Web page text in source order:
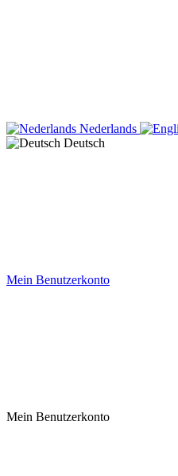
Nederlands
Deutsch
Mein Benutzerkonto
Mein Benutzerkonto